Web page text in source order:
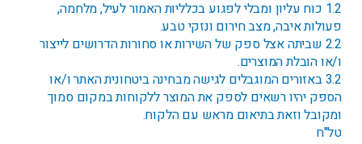
1.2 כוח עליון ומבלי לפגוע בכלליות האמור לעיל, מלחמה,
פעולות איבה, מצב חירום ונזקי טבע.
2.2 שביתה אצל ספק של השירות או סחורות הדרושים לייצור
ו/או הובלת המוצרים.
3.2 באזורים המוגבלים לגישה מבחינה ביטחונית האתר ו/או
הספק יהיו רשאים לספק את המוצר ללקוחות במקום סמוך
ומקובל וזאת בתיאום מראש עם הלקוח.
טל"ח